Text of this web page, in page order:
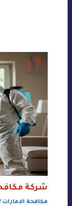
شركة
مكافحة الامارات